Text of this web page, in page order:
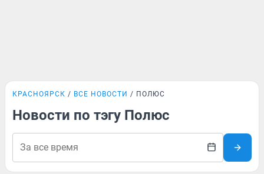
КРАСНОЯРСК ВСЕ НОВОСТИ ПОЛЮС
Новости по тэгу Полюс